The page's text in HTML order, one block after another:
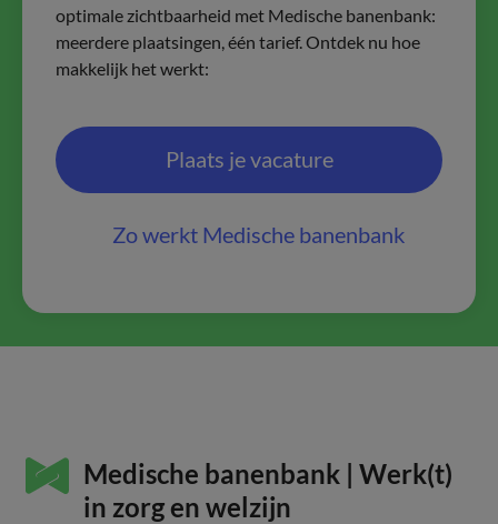
optimale zichtbaarheid met Medische banenbank:
meerdere plaatsingen, één tarief. Ontdek nu hoe
makkelijk het werkt:
Plaats je vacature
Zo werkt Medische banenbank
Medische banenbank | Werk(t)
in zorg en welzijn